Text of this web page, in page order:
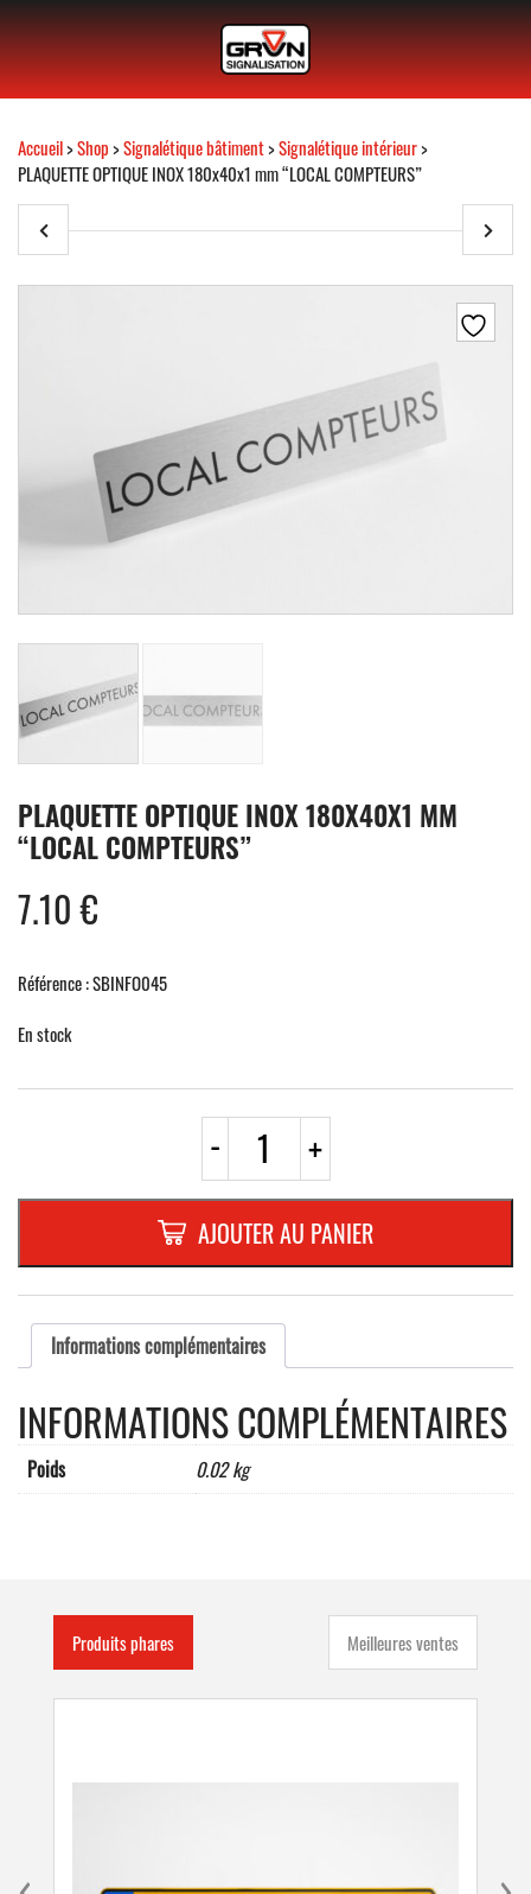
Accueil>Shop>Signalétique bâtiment>Signalétique intérieur>
PLAQUETTE OPTIQUE INOX 180x40x1 mm “LOCAL COMPTEURS”
PLAQUETTE OPTIQUE INOX 180X40X1 MM
“LOCAL COMPTEURS”
7.10€
Référence : SBINFO045
En stock
- quantité
PLAQUETTE
OPTIQUE
INOX
180x40x1
mm
"LOCAL
COMPTEURS"
+
AJOUTER AU PANIER
Informations complémentaires
INFORMATIONS COMPLÉMENTAIRES
Poids 0.02 kg
Produits phares Meilleures ventes